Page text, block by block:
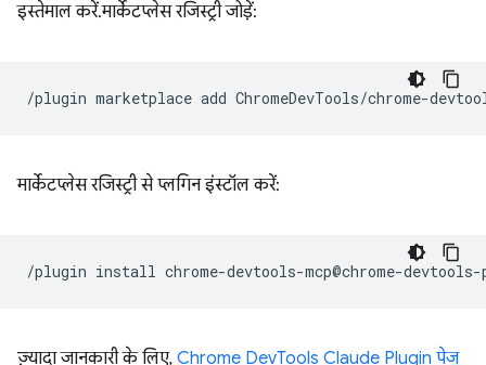
इस्तेमाल करें. मार्केटप्लेस रजिस्ट्री जोड़ें:
/plugin marketplace add
मार्केटप्लेस रजिस्ट्री से प्लगिन इंस्टॉल करें:
/plugin install
ज़्यादा जानकारी के लिए, Chrome DevTools Claude Plugin पेज